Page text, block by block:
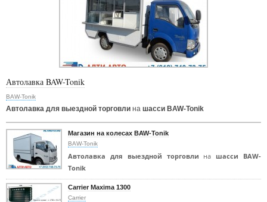
Автолавка BAW-Tonik
BAW-Tonik
Автолавка для выездной торговли на шасси BAW-Tonik
Магазин на колесах BAW-Tonik
BAW-Tonik
Автолавка для выездной торговли на шасси BAW-
Tonik
Carrier Maxima 1300
Carrier